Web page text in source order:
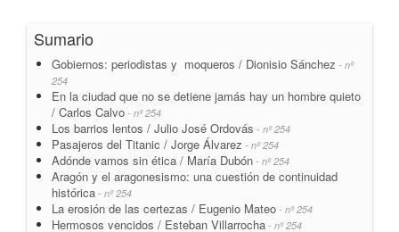
Sumario
Gobiernos: periodistas y moqueros / Dionisio Sánchez - nº
254
En la ciudad que no se detiene jamás hay un hombre quieto
/ Carlos Calvo - nº 254
Los barrios lentos / Julio José Ordovás - nº 254
Pasajeros del Titanic / Jorge Álvarez - nº 254
Adónde vamos sin ética / María Dubón - nº 254
Aragón y el aragonesismo: una cuestión de continuidad
histórica - nº 254
La erosión de las certezas / Eugenio Mateo - nº 254
Hermosos vencidos / Esteban Villarrocha - nº 254